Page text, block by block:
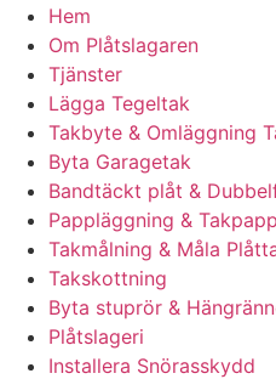
Hem
Om Plåtslagaren
Tjänster
Lägga Tegeltak
Takbyte & Omläggning
Byta Garagetak
Bandtäckt plåt &
Pappläggning & Takpapp
Takmålning & Måla
Takskottning
Byta stuprör &
Plåtslageri
Installera Snörasskydd